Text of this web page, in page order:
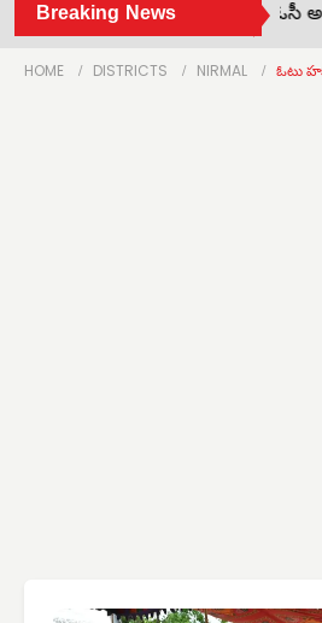
Breaking News
బాధిత మహిళకు 4 లక్షల ఎల్ఓసీ
HOME DISTRICTS NIRMAL ఓటు